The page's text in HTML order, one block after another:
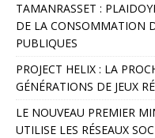
TAMANRASSET :
DE LA CONSOMMATION
PUBLIQUES
PROJECT HELIX : LA
GÉNÉRATIONS DE JEUX
LE NOUVEAU PREMIER
UTILISE LES RÉSEAUX